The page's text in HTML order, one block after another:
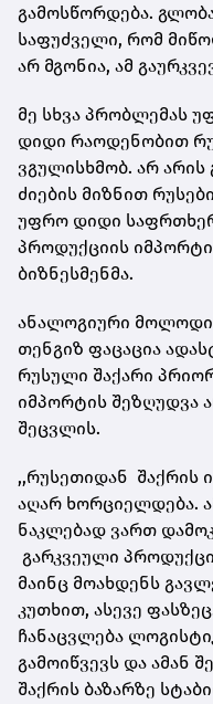
გამოსწორდება.
საფუძველი, რომ
არ მგონია, ამ
მე სხვა პრობლემას
დიდი რაოდენობით
ვგულისხმობ. არ
ძიების მიზნით
უფრო დიდი
პროდუქციის
ბიზნესმენმა.
ანალოგიური
თენგიზ ფაცაცია
რუსული შაქარი
იმპორტის შეზღუდვა
შეცვლის.
,,რუსეთიდან შაქრის
აღარ ხორციელდება.
ნაკლებად ვართ
გარკვეული
მაინც მოახდენს
კუთხით, ასევე
ჩანაცვლება
გამოიწვევს და ამან
შაქრის ბაზარზე